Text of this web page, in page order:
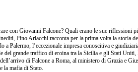
con Giovanni Falcone? Quali erano le sue riflessioni
Pino Arlacchi racconta per la prima volta la storia
a Palermo, l’eccezionale impresa conoscitiva e
del grande traffico di eroina tra la Sicilia e gli Stati
di Falcone a Roma, al ministero di Grazia e
la mafia di Stato.